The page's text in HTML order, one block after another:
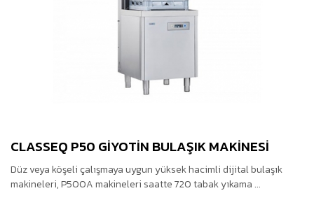
CLASSEQ P50 GIYOTIN BULAŞIK MAKINESI
Düz veya köşeli çalışmaya uygun yüksek hacimli dijital bulaşık
makineleri, P500A makineleri saatte 720 tabak yıkama ...